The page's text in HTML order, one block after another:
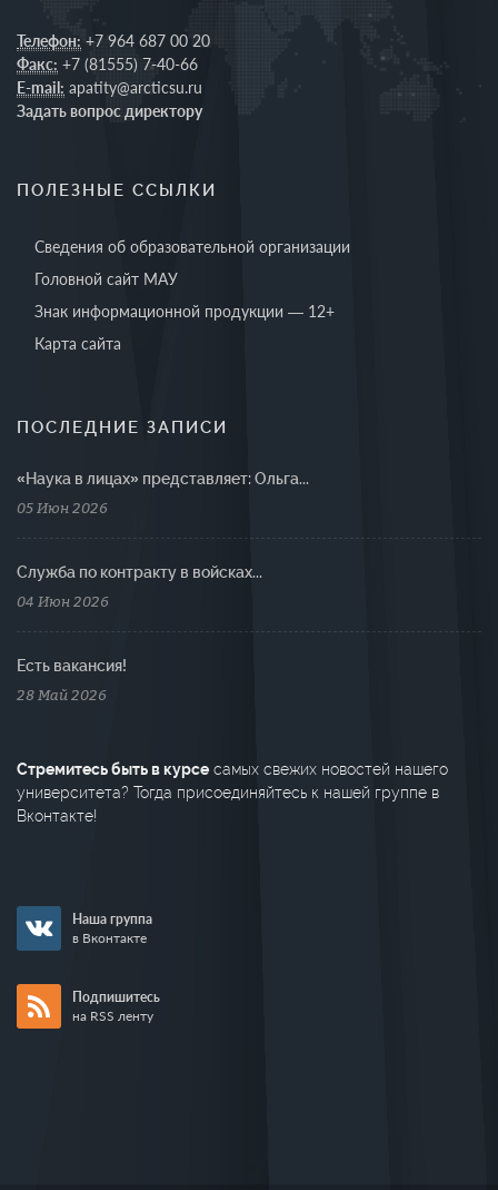
Телефон: +7 964 687 00 20
Факс: +7 (81555) 7-40-66
E-mail: apatity@arcticsu.ru
Задать вопрос директору
ПОЛЕЗНЫЕ ССЫЛКИ
Сведения об образовательной организации
Головной сайт МАУ
Знак информационной продукции — 12+
Карта сайта
ПОСЛЕДНИЕ ЗАПИСИ
«Наука в лицах» представляет: Ольга...
05 Июн 2026
Cлужба по контракту в войсках...
04 Июн 2026
Есть вакансия!
28 Май 2026
Стремитесь быть в курсе самых свежих новостей нашего
университета? Тогда присоединяйтесь к нашей группе в
Вконтакте!
Наша группа
в Вконтакте
Подпишитесь
на RSS ленту